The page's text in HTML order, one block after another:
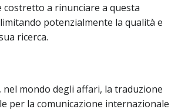
costretto a rinunciare a questa
potenzialmente la qualità e
ricerca.
nel mondo degli affari, la traduzione
per la comunicazione internazionale